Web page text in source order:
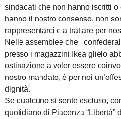
sindacati che non hanno iscritti o
hanno il nostro consenso, non
rappresentarci e a trattare per
Nelle assemblee che i
presso i magazzini Ikea glielo
ostinazione a voler essere
nostro mandato, è per noi
dignità.
Se qualcuno si sente escluso,
quotidiano di Piacenza “Libertà”